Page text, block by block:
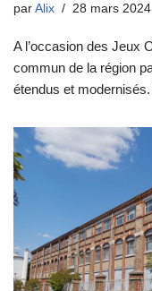
par Alix 28 mars 2024
A l’occasion des Jeux
commun de la région
étendus et